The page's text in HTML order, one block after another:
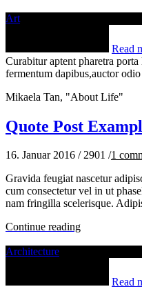
Art
Read
Curabitur aptent pharetra
fermentum dapibus,auctor
Mikaela Tan, "About Life"
Quote Post
16. Januar 2016 / 2901 /1
Gravida feugiat nascetur
cum consectetur vel in ut
nam fringilla scelerisque.
Continue reading
Architecture
Read